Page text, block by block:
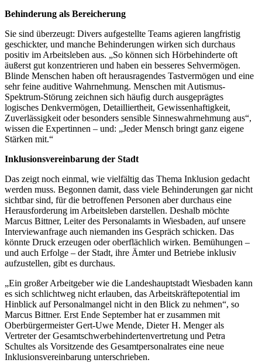
Behinderung als Bereicherung
Sie sind überzeugt: Divers aufgestellte Teams agieren langfristig
geschickter, und manche Behinderungen wirken sich durchaus
positiv im Arbeitsleben aus. „So können sich Hörbehinderte oft
äußerst gut konzentrieren und haben ein besseres Sehvermögen.
Blinde Menschen haben oft herausragendes Tastvermögen und eine
sehr feine auditive Wahrnehmung. Menschen mit Autismus-
Spektrum-Störung zeichnen sich häufig durch ausgeprägtes
logisches Denkvermögen, Detailliertheit, Gewissenhaftigkeit,
Zuverlässigkeit oder besonders sensible Sinneswahrnehmung aus“,
wissen die Expertinnen – und: „Jeder Mensch bringt ganz eigene
Stärken mit.“
Inklusionsvereinbarung der Stadt
Das zeigt noch einmal, wie vielfältig das Thema Inklusion gedacht
werden muss. Begonnen damit, dass viele Behinderungen gar nicht
sichtbar sind, für die betroffenen Personen aber durchaus eine
Herausforderung im Arbeitsleben darstellen. Deshalb möchte
Marcus Bittner, Leiter des Personalamts in Wiesbaden, auf unsere
Interviewanfrage auch niemanden ins Gespräch schicken. Das
könnte Druck erzeugen oder oberflächlich wirken. Bemühungen –
und auch Erfolge – der Stadt, ihre Ämter und Betriebe inklusiv
aufzustellen, gibt es durchaus.
„Ein großer Arbeitgeber wie die Landeshauptstadt Wiesbaden kann
es sich schlichtweg nicht erlauben, das Arbeitskräftepotential im
Hinblick auf Personalmangel nicht in den Blick zu nehmen“, so
Marcus Bittner. Erst Ende September hat er zusammen mit
Oberbürgermeister Gert-Uwe Mende, Dieter H. Menger als
Vertreter der Gesamtschwerbehindertenvertretung und Petra
Schultes als Vorsitzende des Gesamtpersonalrates eine neue
Inklusionsvereinbarung unterschrieben.